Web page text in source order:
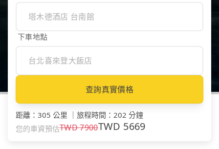
下車地點
查詢真實價格
距離 ： 305 公里 旅程時間 ： 202 分鐘
您的車資預估TWD7900TWD 5669